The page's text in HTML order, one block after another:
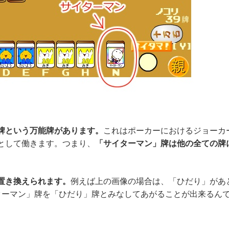
いう万能牌があります。
これはポーカーにおけるジョーカ
て働きます。つまり、
「サイターマン」牌は他の全ての牌
換えられます。 例えば上の画像の場合は、「ひだり」があ
マン」牌を「ひだり」牌とみなしてあがることが出来るん